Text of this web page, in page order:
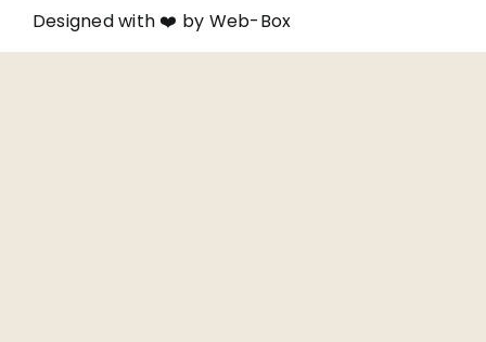
Designed with ❤️ by Web-Box